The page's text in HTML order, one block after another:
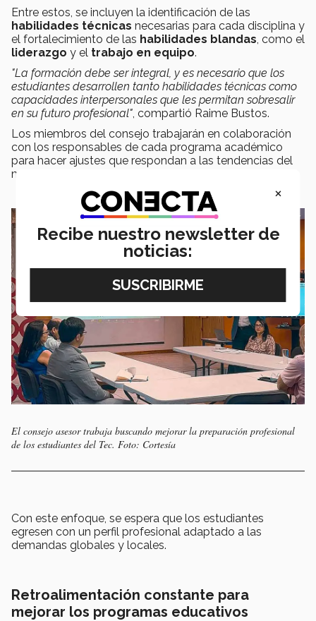
Entre estos, se incluyen la identificación de las
habilidades técnicas necesarias para cada disciplina y
el fortalecimiento de las habilidades blandas, como el
liderazgo y el trabajo en equipo.
"La formación debe ser integral, y es necesario que los
estudiantes desarrollen tanto habilidades técnicas como
capacidades interpersonales que les permitan sobresalir
en su futuro profesional", compartió Raime Bustos.
Los miembros del consejo trabajarán en colaboración
con los responsables de cada programa académico
para hacer ajustes que respondan a las tendencias del
mercado y las necesidades de las empresas.
El consejo asesor trabaja buscando mejorar la preparación profesional
de los estudiantes del Tec. Foto: Cortesía
Con este enfoque, se espera que los estudiantes
egresen con un perfil profesional adaptado a las
demandas globales y locales.
Retroalimentación constante para
mejorar los programas educativos
×
Recibe nuestro newsletter de
noticias: